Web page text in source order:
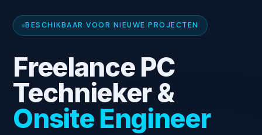
BESCHIKBAAR VOOR NIEUWE PROJECTEN
Freelance PC
Technieker &
Onsite Engineer